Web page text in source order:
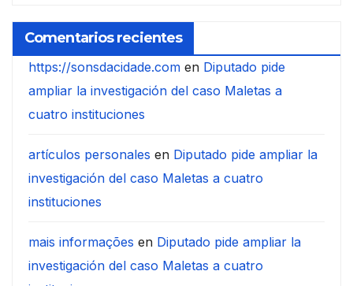
Comentarios recientes
https://sonsdacidade.com en Diputado pide
ampliar la investigación del caso Maletas a
cuatro instituciones
artículos personales en Diputado pide ampliar la
investigación del caso Maletas a cuatro
instituciones
mais informações en Diputado pide ampliar la
investigación del caso Maletas a cuatro